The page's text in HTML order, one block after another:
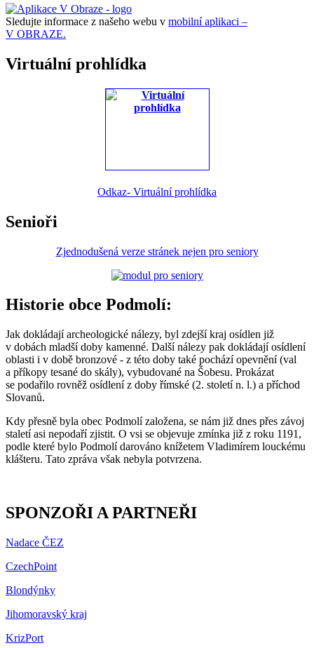
Sledujte informace z našeho webu v mobilní aplikaci –
V OBRAZE.
Virtuální prohlídka
Odkaz- Virtuální prohlídka
Senioři
Zjednodušená verze stránek nejen pro seniory
Historie obce Podmolí:
Jak dokládají archeologické nálezy, byl zdejší kraj osídlen již
v dobách mladší doby kamenné. Další nálezy pak dokládají osídlení
oblasti i v době bronzové - z této doby také pochází opevnění (val
a příkopy tesané do skály), vybudované na Šobesu. Prokázat
se podařilo rovněž osídlení z doby římské (2. století n. l.) a příchod
Slovanů.
Kdy přesně byla obec Podmolí založena, se nám již dnes přes závoj
staletí asi nepodaří zjistit. O vsi se objevuje zmínka již z roku 1191,
podle které bylo Podmolí darováno knížetem Vladimírem louckému
klášteru. Tato zpráva však nebyla potvrzena.
SPONZOŘI A PARTNEŘI
Nadace ČEZ
CzechPoint
Blondýnky
Jihomoravský kraj
KrizPort